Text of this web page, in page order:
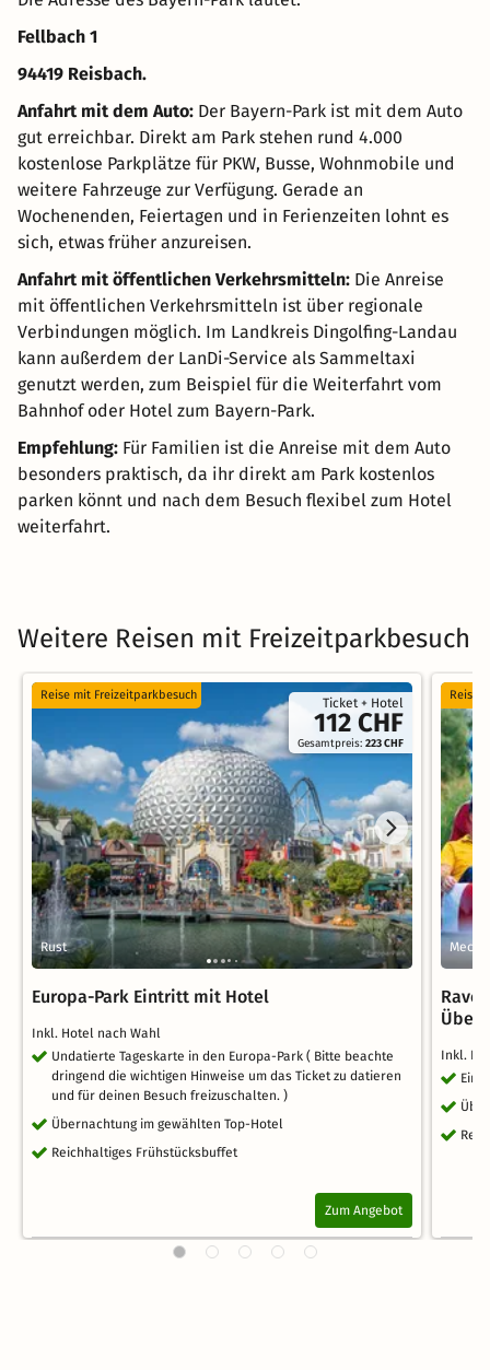
Fellbach 1
94419 Reisbach.
Anfahrt mit dem Auto: Der Bayern-Park ist mit dem Auto
gut erreichbar. Direkt am Park stehen rund 4.000
kostenlose Parkplätze für PKW, Busse, Wohnmobile und
weitere Fahrzeuge zur Verfügung. Gerade an
Wochenenden, Feiertagen und in Ferienzeiten lohnt es
sich, etwas früher anzureisen.
Anfahrt mit öffentlichen Verkehrsmitteln: Die Anreise
mit öffentlichen Verkehrsmitteln ist über regionale
Verbindungen möglich. Im Landkreis Dingolfing-Landau
kann außerdem der LanDi-Service als Sammeltaxi
genutzt werden, zum Beispiel für die Weiterfahrt vom
Bahnhof oder Hotel zum Bayern-Park.
Empfehlung: Für Familien ist die Anreise mit dem Auto
besonders praktisch, da ihr direkt am Park kostenlos
parken könnt und nach dem Besuch flexibel zum Hotel
weiterfahrt.
Weitere Reisen mit Freizeitparkbesuch
Ticket + Hotel
112 CHF
Gesamtpreis:223 CHF
Reise mit Freizeitparkbesuch
Rust
Europa-Park Eintritt mit Hotel
Inkl. Hotel nach Wahl
Undatierte Tageskarte in den Europa-Park ( Bitte beachte
dringend die wichtigen Hinweise um das Ticket zu datieren
und für deinen Besuch freizuschalten. )
Übernachtung im gewählten Top-Hotel
Reichhaltiges Frühstücksbuffet
Zum Angebot
Reise
Inkl.